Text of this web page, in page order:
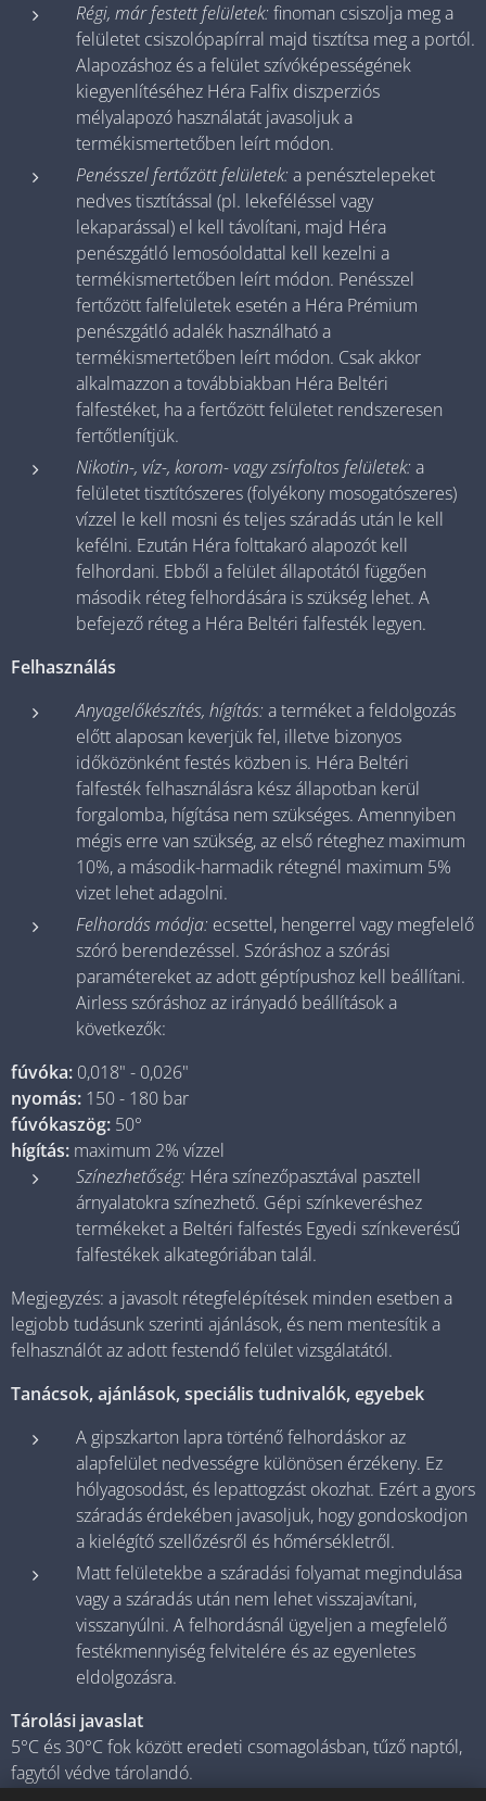
Régi, már festett felületek: finoman csiszolja meg a
felületet csiszolópapírral majd tisztítsa meg a portól.
Alapozáshoz és a felület szívóképességének
kiegyenlítéséhez Héra Falfix diszperziós
mélyalapozó használatát javasoljuk a
termékismertetőben leírt módon.
Penésszel fertőzött felületek: a penésztelepeket
nedves tisztítással (pl. lekeféléssel vagy
lekaparással) el kell távolítani, majd Héra
penészgátló lemosóoldattal kell kezelni a
termékismertetőben leírt módon. Penésszel
fertőzött falfelületek esetén a Héra Prémium
penészgátló adalék használható a
termékismertetőben leírt módon. Csak akkor
alkalmazzon a továbbiakban Héra Beltéri
falfestéket, ha a fertőzött felületet rendszeresen
fertőtlenítjük.
Nikotin-, víz-, korom- vagy zsírfoltos felületek: a
felületet tisztítószeres (folyékony mosogatószeres)
vízzel le kell mosni és teljes száradás után le kell
kefélni. Ezután Héra folttakaró alapozót kell
felhordani. Ebből a felület állapotától függően
második réteg felhordására is szükség lehet. A
befejező réteg a Héra Beltéri falfesték legyen.
Felhasználás
Anyagelőkészítés, hígítás: a terméket a feldolgozás
előtt alaposan keverjük fel, illetve bizonyos
időközönként festés közben is. Héra Beltéri
falfesték felhasználásra kész állapotban kerül
forgalomba, hígítása nem szükséges. Amennyiben
mégis erre van szükség, az első réteghez maximum
10%, a második-harmadik rétegnél maximum 5%
vizet lehet adagolni.
Felhordás módja: ecsettel, hengerrel vagy megfelelő
szóró berendezéssel. Szóráshoz a szórási
paramétereket az adott géptípushoz kell beállítani.
Airless szóráshoz az irányadó beállítások a
következők:
fúvóka: 0,018" - 0,026"
nyomás: 150 - 180 bar
fúvókaszög: 50°
hígítás: maximum 2% vízzel
Színezhetőség: Héra színezőpasztával pasztell
árnyalatokra színezhető. Gépi színkeveréshez
termékeket a Beltéri falfestés Egyedi színkeverésű
falfestékek alkategóriában talál.
Megjegyzés: a javasolt rétegfelépítések minden esetben a
legjobb tudásunk szerinti ajánlások, és nem mentesítik a
felhasználót az adott festendő felület vizsgálatától.
Tanácsok, ajánlások, speciális tudnivalók, egyebek
A gipszkarton lapra történő felhordáskor az
alapfelület nedvességre különösen érzékeny. Ez
hólyagosodást, és lepattogzást okozhat. Ezért a gyors
száradás érdekében javasoljuk, hogy gondoskodjon
a kielégítő szellőzésről és hőmérsékletről.
Matt felületekbe a száradási folyamat megindulása
vagy a száradás után nem lehet visszajavítani,
visszanyúlni. A felhordásnál ügyeljen a megfelelő
festékmennyiség felvitelére és az egyenletes
eldolgozásra.
Tárolási javaslat
5°C és 30°C fok között eredeti csomagolásban, tűző naptól,
fagytól védve tárolandó.